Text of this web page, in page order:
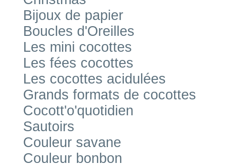
Bijoux de papier
Boucles d'Oreilles
Les mini cocottes
Les fées cocottes
Les cocottes acidulées
Grands formats de cocottes
Cocott'o'quotidien
Sautoirs
Couleur savane
Couleur bonbon